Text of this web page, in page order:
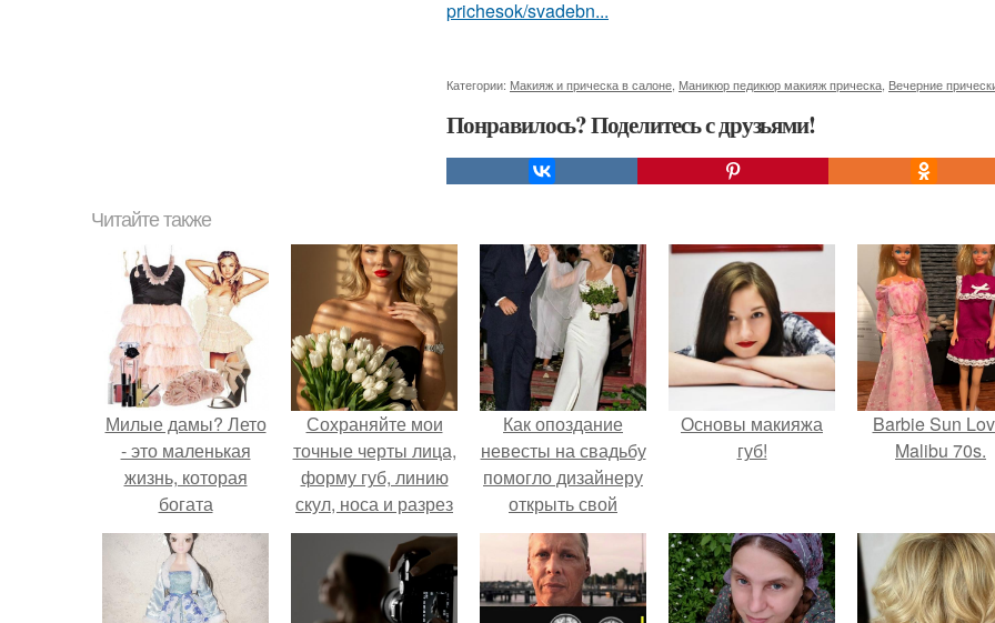
prichesok/svadebn...
Категории: Макияж и прическа в салоне Маникюр педикюр макияж прическа Вечерние
Понравилось? Поделитесь с друзьями!
Читайте также
Милые дамы? Лето
- это маленькая
жизнь, которая
богата
знаменательными
событиями и
праздниками!
Сохраняйте мои
точные черты лица,
форму губ, линию
скул, носа и разрез
глаз.
Как опоздание
невесты на свадьбу
помогло дизайнеру
открыть свой
бренд.
Основы макияжа
губ!
Barbie Sun
Malibu 70s.